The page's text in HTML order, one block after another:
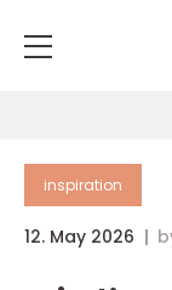
inspiration
12. May 2026